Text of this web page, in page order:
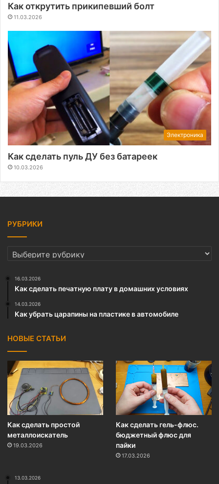
Как открутить прикипевший болт
11.03.2026
Электроника
Как сделать пуль ДУ без батареек
10.03.2026
РУБРИКИ
РУБРИКИ
16.03.2026
Как сделать печатную плату в домашних условиях
14.03.2026
Как убрать царапины на пластике в автомобиле
НОВЫЕ СТАТЬИ
Как сделать простой
металлоискатель
19.03.2026
Как сделать гель-флюс.
бюджетный флюс для
пайки
17.03.2026
13.03.2026